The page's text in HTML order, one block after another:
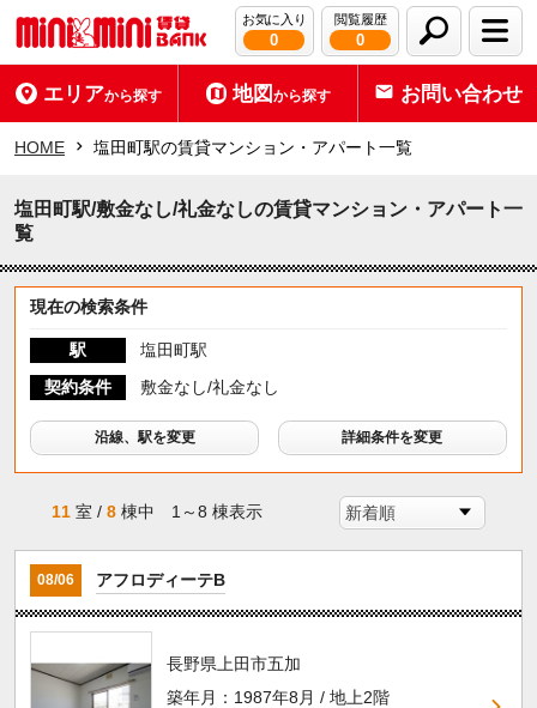
お気に入り
0
閲覧履歴
0
エリアから探す 地図から探す お問い合わせ
HOME 塩田町駅の賃貸マンション・アパート一覧
塩田町駅/敷金なし/礼金なしの賃貸マンション・アパート一
覧
現在の検索条件
駅
塩田町駅
契約条件
敷金なし/礼金なし
沿線、駅を変更 詳細条件を変更
11 室 /8 棟中 1～8 棟表示
08/06 アフロディーテB
長野県上田市五加
築年月：1987年8月 / 地上2階